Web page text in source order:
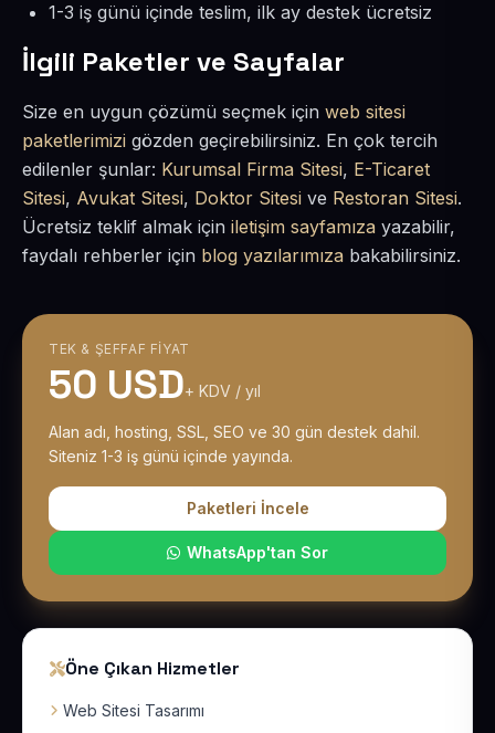
1-3 iş günü içinde teslim, ilk ay destek ücretsiz
İlgili Paketler ve Sayfalar
Size en uygun çözümü seçmek için web sitesi
paketlerimizi gözden geçirebilirsiniz. En çok tercih
edilenler şunlar: Kurumsal Firma Sitesi, E-Ticaret
Sitesi, Avukat Sitesi, Doktor Sitesi ve Restoran Sitesi.
Ücretsiz teklif almak için iletişim sayfamıza yazabilir,
faydalı rehberler için blog yazılarımıza bakabilirsiniz.
TEK & ŞEFFAF FIYAT
50 USD+ KDV / yıl
Alan adı, hosting, SSL, SEO ve 30 gün destek dahil.
Siteniz 1-3 iş günü içinde yayında.
Paketleri İncele
WhatsApp'tan Sor
Öne Çıkan Hizmetler
Web Sitesi Tasarımı